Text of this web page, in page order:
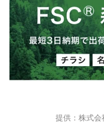
提供：株式会